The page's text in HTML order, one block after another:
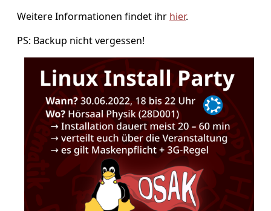
Weitere Informationen findet ihr hier.
PS: Backup nicht vergessen!